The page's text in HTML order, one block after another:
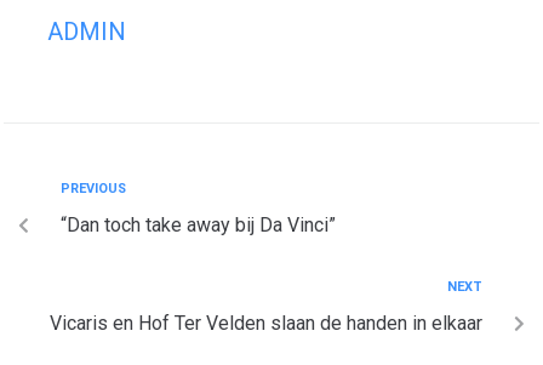
ADMIN
PREVIOUS
“Dan toch take away bij Da Vinci”
NEXT
Vicaris en Hof Ter Velden slaan de handen in elkaar